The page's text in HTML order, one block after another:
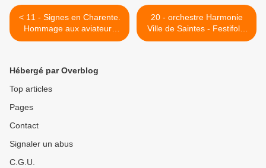
< 11 - Signes en Charente.
Hommage aux aviateurs
tués. anniversaire du Père
20 - orchestre Harmonie
Ville de Saintes - Festifolk.
Recensement Saintes
Hébergé par Overblog
Top articles
Pages
Contact
Signaler un abus
C.G.U.